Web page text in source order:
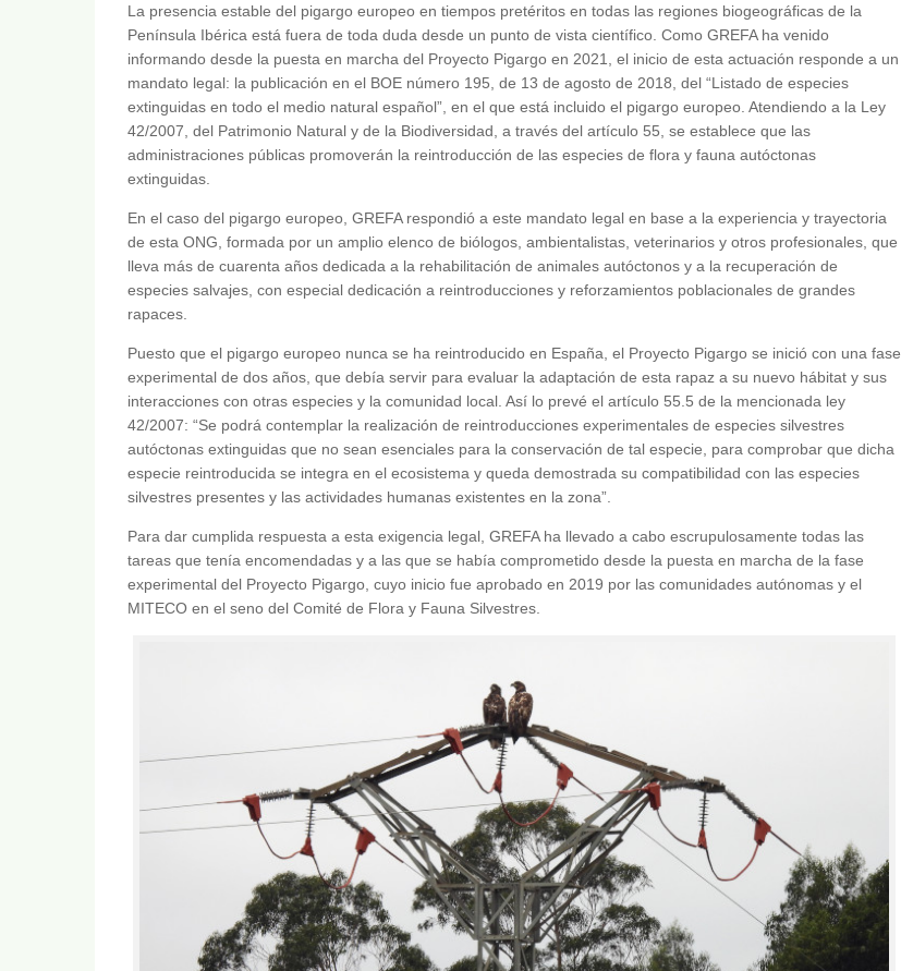
La presencia estable del pigargo europeo en tiempos pretéritos en todas las regiones biogeográficas de la
Península Ibérica está fuera de toda duda desde un punto de vista científico. Como GREFA ha venido
informando desde la puesta en marcha del Proyecto Pigargo en 2021, el inicio de esta actuación responde a un
mandato legal: la publicación en el BOE número 195, de 13 de agosto de 2018, del “Listado de especies
extinguidas en todo el medio natural español”, en el que está incluido el pigargo europeo. Atendiendo a la Ley
42/2007, del Patrimonio Natural y de la Biodiversidad, a través del artículo 55, se establece que las
administraciones públicas promoverán la reintroducción de las especies de flora y fauna autóctonas
extinguidas.
En el caso del pigargo europeo, GREFA respondió a este mandato legal en base a la experiencia y trayectoria
de esta ONG, formada por un amplio elenco de biólogos, ambientalistas, veterinarios y otros profesionales, que
lleva más de cuarenta años dedicada a la rehabilitación de animales autóctonos y a la recuperación de
especies salvajes, con especial dedicación a reintroducciones y reforzamientos poblacionales de grandes
rapaces.
Puesto que el pigargo europeo nunca se ha reintroducido en España, el Proyecto Pigargo se inició con una fase
experimental de dos años, que debía servir para evaluar la adaptación de esta rapaz a su nuevo hábitat y sus
interacciones con otras especies y la comunidad local. Así lo prevé el artículo 55.5 de la mencionada ley
42/2007: “Se podrá contemplar la realización de reintroducciones experimentales de especies silvestres
autóctonas extinguidas que no sean esenciales para la conservación de tal especie, para comprobar que dicha
especie reintroducida se integra en el ecosistema y queda demostrada su compatibilidad con las especies
silvestres presentes y las actividades humanas existentes en la zona”.
Para dar cumplida respuesta a esta exigencia legal, GREFA ha llevado a cabo escrupulosamente todas las
tareas que tenía encomendadas y a las que se había comprometido desde la puesta en marcha de la fase
experimental del Proyecto Pigargo, cuyo inicio fue aprobado en 2019 por las comunidades autónomas y el
MITECO en el seno del Comité de Flora y Fauna Silvestres.